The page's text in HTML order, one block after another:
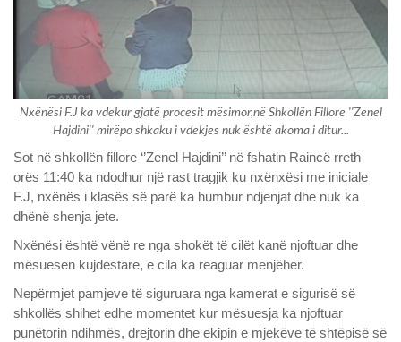
Nxënësi F.J ka vdekur gjatë procesit mësimor,në Shkollën Fillore ''Zenel
Hajdini'' mirëpo shkaku i vdekjes nuk është akoma i ditur...
Sot në shkollën fillore ‘’Zenel Hajdini’’ në fshatin Raincë rreth
orës 11:40 ka ndodhur një rast tragjik ku nxënxësi me iniciale
F.J, nxënës i klasës së parë ka humbur ndjenjat dhe nuk ka
dhënë shenja jete.
Nxënësi është vënë re nga shokët të cilët kanë njoftuar dhe
mësuesen kujdestare, e cila ka reaguar menjëher.
Nepërmjet pamjeve të siguruara nga kamerat e sigurisë së
shkollës shihet edhe momentet kur mësuesja ka njoftuar
punëtorin ndihmës, drejtorin dhe ekipin e mjekëve të shtëpisë së